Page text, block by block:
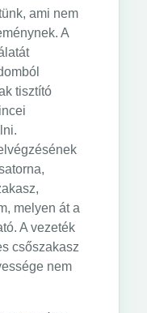
ami nem
A
tisztító
melyen át a
A vezeték
csőszakasz
nem